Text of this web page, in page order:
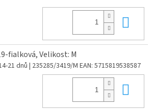
fialková, Velikost: M
21 dnů| 235285/3419/M EAN: 5715819538587